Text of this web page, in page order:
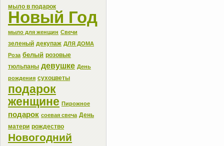
мыло в подарок
Новый Год
мыло для женщин Свечи
зеленый декупаж ДЛЯ ДОМА
Роза белый розовые
тюльпаны девушке День
рождения сухоцветы
подарок
женщине Пирожное
подарок соевая свеча День
матери рождество
Новогодний